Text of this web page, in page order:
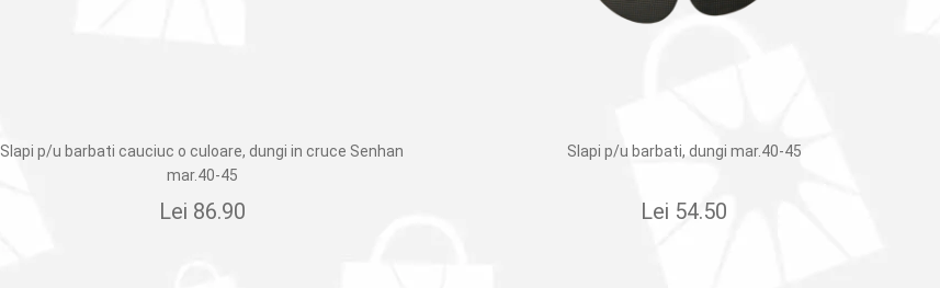
Slapi p/u barbati cauciuc o culoare, dungi in cruce Senhan
mar.40-45
Lei 86.90
Slapi p/u barbati, dungi mar.40-45
Lei 54.50